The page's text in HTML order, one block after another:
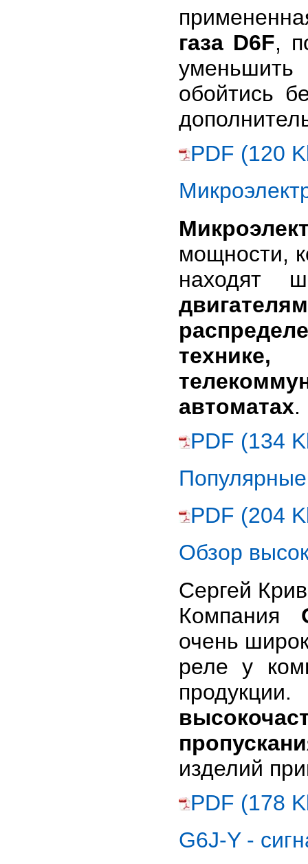
газа D6F,
уменьшить
обойтись
PDF (120
мощности,
находят
автоматах.
PDF (134
PDF (204
Обзор
Сергей
Компания
очень
реле у
изделий
PDF (178
G6J-Y -